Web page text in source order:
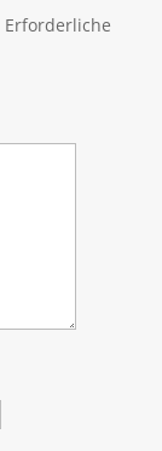
Erforderliche